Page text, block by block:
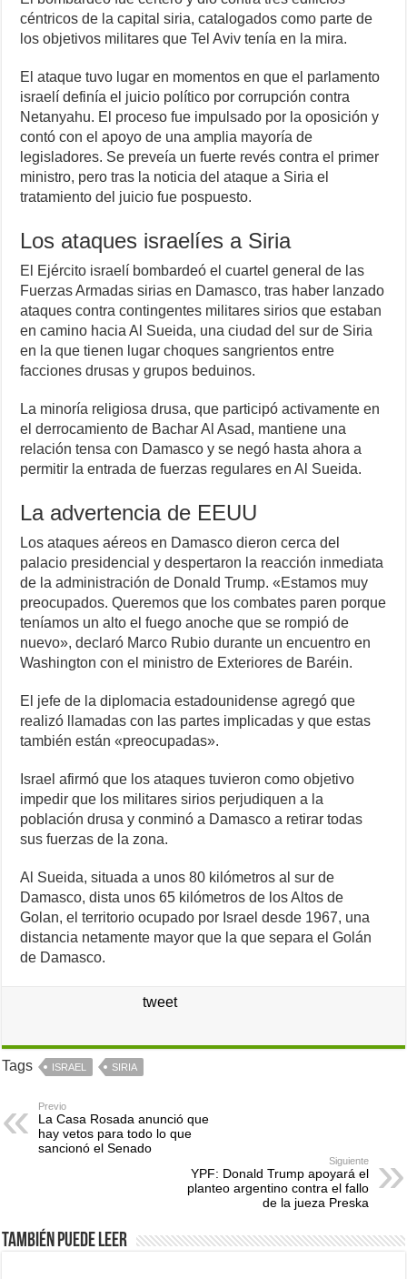
céntricos de la capital siria, catalogados como parte de
los objetivos militares que Tel Aviv tenía en la mira.
El ataque tuvo lugar en momentos en que el parlamento
israelí definía el juicio político por corrupción contra
Netanyahu. El proceso fue impulsado por la oposición y
contó con el apoyo de una amplia mayoría de
legisladores. Se preveía un fuerte revés contra el primer
ministro, pero tras la noticia del ataque a Siria el
tratamiento del juicio fue pospuesto.
Los ataques israelíes a Siria
El Ejército israelí bombardeó el cuartel general de las
Fuerzas Armadas sirias en Damasco, tras haber lanzado
ataques contra contingentes militares sirios que estaban
en camino hacia Al Sueida, una ciudad del sur de Siria
en la que tienen lugar choques sangrientos entre
facciones drusas y grupos beduinos.
La minoría religiosa drusa, que participó activamente en
el derrocamiento de Bachar Al Asad, mantiene una
relación tensa con Damasco y se negó hasta ahora a
permitir la entrada de fuerzas regulares en Al Sueida.
La advertencia de EEUU
Los ataques aéreos en Damasco dieron cerca del
palacio presidencial y despertaron la reacción inmediata
de la administración de Donald Trump. «Estamos muy
preocupados. Queremos que los combates paren porque
teníamos un alto el fuego anoche que se rompió de
nuevo», declaró Marco Rubio durante un encuentro en
Washington con el ministro de Exteriores de Baréin.
El jefe de la diplomacia estadounidense agregó que
realizó llamadas con las partes implicadas y que estas
también están «preocupadas».
Israel afirmó que los ataques tuvieron como objetivo
impedir que los militares sirios perjudiquen a la
población drusa y conminó a Damasco a retirar todas
sus fuerzas de la zona.
Al Sueida, situada a unos 80 kilómetros al sur de
Damasco, dista unos 65 kilómetros de los Altos de
Golan, el territorio ocupado por Israel desde 1967, una
distancia netamente mayor que la que separa el Golán
de Damasco.
tweet
Tags ISRAEL SIRIA
Previo
La Casa Rosada anunció que
hay vetos para todo lo que
sancionó el Senado
Siguiente
YPF: Donald Trump apoyará el
planteo argentino contra el fallo
de la jueza Preska
También puede leer